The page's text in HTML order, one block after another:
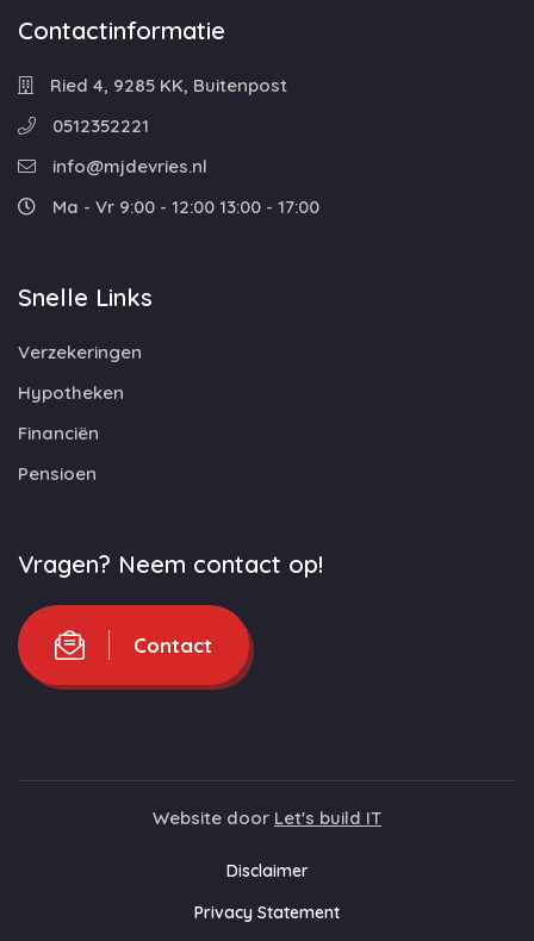
Contactinformatie
Ried 4, 9285 KK, Buitenpost
0512352221
info@mjdevries.nl
Ma - Vr 9:00 - 12:00 13:00 - 17:00
Snelle Links
Verzekeringen
Hypotheken
Financiën
Pensioen
Vragen? Neem contact op!
Contact
Website door Let's build IT
Disclaimer
Privacy Statement